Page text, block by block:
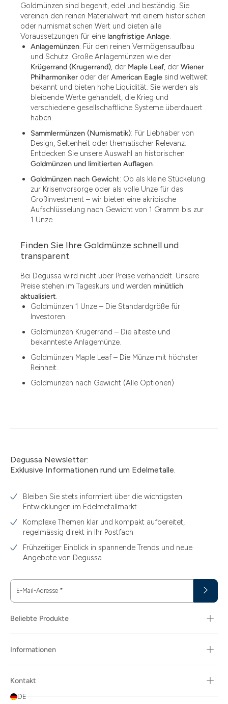
1.49
1.87
12.15
13.77
15.55
15.60
3.05
3.11
3.12
3.44
3.58
3.66
30
Goldmünzen sind begehrt, edel und beständig. Sie
vereinen den reinen Materialwert mit einem historischen
oder numismatischen Wert und bieten alle
Voraussetzungen für eine langfristige Anlage.
Anlagemünzen: Für den reinen Vermögensaufbau
und Schutz. Große Anlagemünzen wie der
Krügerrand (Krugerrand), der Maple Leaf, der Wiener
Philharmoniker oder der American Eagle sind weltweit
bekannt und bieten hohe Liquidität. Sie werden als
bleibende Werte gehandelt, die Krieg und
verschiedene gesellschaftliche Systeme überdauert
haben.
Sammlermünzen (Numismatik): Für Liebhaber von
Design, Seltenheit oder thematischer Relevanz.
Entdecken Sie unsere Auswahl an historischen
Goldmünzen und limitierten Auflagen.
Goldmünzen nach Gewicht: Ob als kleine Stückelung
zur Krisenvorsorge oder als volle Unze für das
Großinvestment – wir bieten eine akribische
Aufschlüsselung nach Gewicht von 1 Gramm bis zur
1 Unze.
Finden Sie Ihre Goldmünze schnell und
transparent
Bei Degussa wird nicht über Preise verhandelt. Unsere
Preise stehen im Tageskurs und werden minütlich
aktualisiert.
Goldmünzen 1 Unze – Die Standardgröße für
Investoren.
Goldmünzen Krügerrand – Die älteste und
bekannteste Anlagemünze.
Goldmünzen Maple Leaf – Die Münze mit höchster
Reinheit.
Goldmünzen nach Gewicht (Alle Optionen)
Degussa Newsletter:
Exklusive Informationen rund um Edelmetalle.
Bleiben Sie stets informiert über die wichtigsten
Entwicklungen im Edelmetallmarkt
Komplexe Themen klar und kompakt aufbereitet,
regelmässig direkt in Ihr Postfach
Frühzeitiger Einblick in spannende Trends und neue
Angebote von Degussa
E-Mail-Adresse *
Beliebte Produkte
Informationen
Kontakt
DE